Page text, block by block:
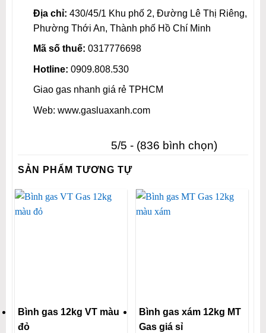
Địa chỉ: 430/45/1 Khu phố 2, Đường Lê Thị Riêng,
Phường Thới An, Thành phố Hồ Chí Minh
Mã số thuế: 0317776698
Hotline: 0909.808.530
Giao gas nhanh giá rẻ TPHCM
Web: www.gasluaxanh.com
5/5 - (836 bình chọn)
SẢN PHẨM TƯƠNG TỰ
Bình gas 12kg VT màu
đỏ
Bình gas xám 12kg MT
Gas giá sỉ